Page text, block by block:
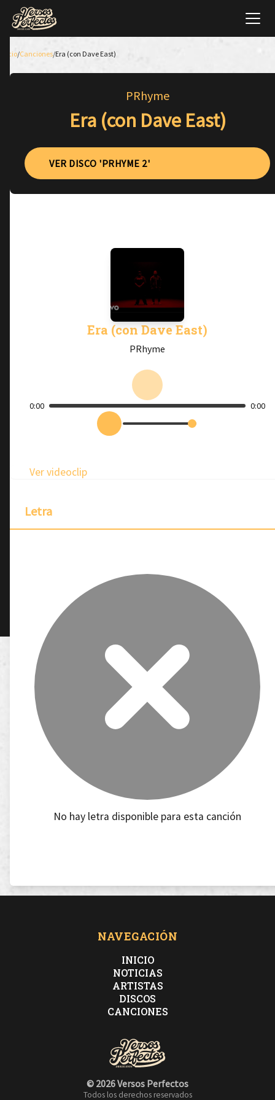
Inicio/Canciones/Era (con Dave East)
PRhyme
Era (con Dave East)
VER DISCO 'PRHYME 2'
Era (con Dave East)
PRhyme
0:00 0:00
Ver videoclip
Letra
No hay letra disponible para esta canción
NAVEGACIÓN
INICIO
NOTICIAS
ARTISTAS
DISCOS
CANCIONES
© 2026 Versos Perfectos
Todos los derechos reservados